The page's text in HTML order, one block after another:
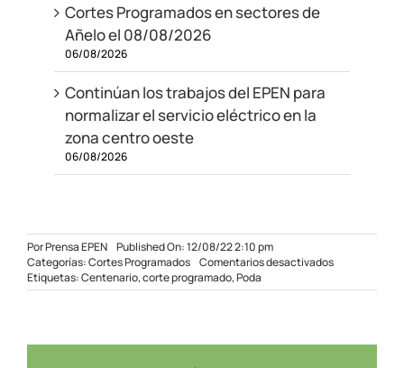
Cortes Programados en sectores de
Añelo el 08/08/2026
06/08/2026
Continúan los trabajos del EPEN para
normalizar el servicio eléctrico en la
zona centro oeste
06/08/2026
PorPrensa EPEN Published On: 12/08/22 2:10 pm
Categorías:Cortes Programados Comentarios desactivadosen
programado
Etiquetas:Centenario,corte programado,Poda